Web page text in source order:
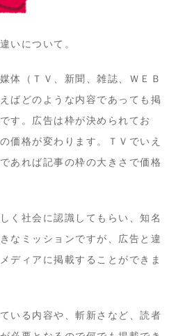
いについて。
体（ＴＶ、新聞、雑誌、ＷＥＢ
ばどのような内容であっても掲
す。広告は枠が決められてお
価格が変わります。ＴＶでいえ
あれば記事の枠の大きさで価格
く社会に認識してもらい、知名
なミッションですが、広告と違
ディアに掲載することができま
いる内容や、斬新さなど、読者